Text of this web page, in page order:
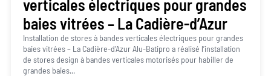
verticales électriques pour grandes
baies vitrées – La Cadière-d’Azur
Installation de stores à bandes verticales électriques pour grandes
baies vitrées – La Cadière-d’Azur Alu-Batipro a réalisé l’installation
de stores design à bandes verticales motorisés pour habiller de
grandes baies...